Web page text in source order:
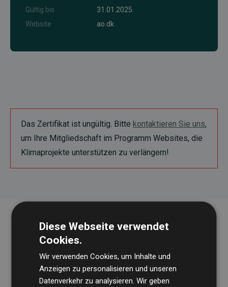
Gültig bis
31.01.2025
Website
ao.dk
Das Zertifikat ist ungültig. Bitte kontaktieren Sie uns,
um Ihre Mitgliedschaft im Programm Websites, die
Klimaprojekte unterstützen zu verlängern!
Diese Webseite verwendet
Cookies.
Wir verwenden Cookies, um Inhalte und
Anzeigen zu personalisieren und unseren
Datenverkehr zu analysieren. Wir geben